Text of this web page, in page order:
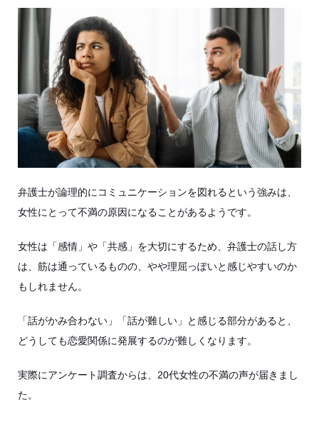
弁護士が論理的にコミュニケーションを図れるという強みは、
女性にとって不満の原因になることがあるようです。
女性は「感情」や「共感」を大切にするため、弁護士の話し方
は、筋は通っているものの、やや理屈っぽいと感じやすいのか
もしれません。
「話がかみ合わない」「話が難しい」と感じる部分があると、
どうしても恋愛関係に発展するのが難しくなります。
実際にアンケート調査からは、20代女性の不満の声が届きまし
た。